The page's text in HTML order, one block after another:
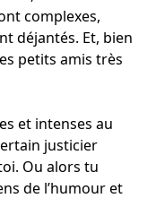
complexes,
déjantés. Et, bien
petits amis très
et intenses au
justicier
Ou alors tu
de l’humour et